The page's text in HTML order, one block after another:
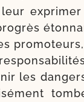
les